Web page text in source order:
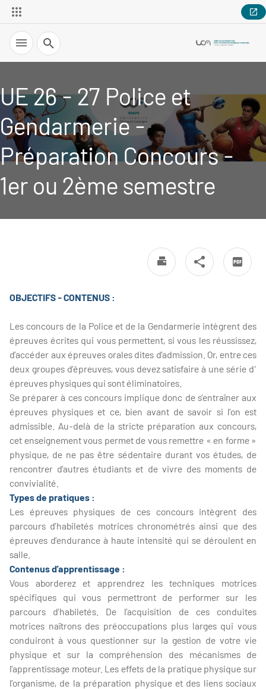
Recherche
UE 26 - 27 Police et
Gendarmerie -
Préparation Concours -
1er ou 2ème semestre
OBJECTIFS - CONTENUS :
Les concours de la Police et de la Gendarmerie intègrent des
épreuves écrites qui vous permettent, si vous les réussissez,
d’accéder aux épreuves orales dites d’admission. Or, entre ces
deux groupes d’épreuves, vous devez satisfaire à une série d‘
épreuves physiques qui sont éliminatoires.
Se préparer à ces concours implique donc de s’entraîner aux
épreuves physiques et ce, bien avant de savoir si l’on est
admissible. Au-delà de la stricte préparation aux concours,
cet enseignement vous permet de vous remettre « en forme »
physique, de ne pas être sédentaire durant vos études, de
rencontrer d’autres étudiants et de vivre des moments de
convivialité.
Types de pratiques :
Les épreuves physiques de ces concours intègrent des
parcours d’habiletés motrices chronométrés ainsi que des
épreuves d’endurance à haute intensité qui se déroulent en
salle.
Contenus d’apprentissage :
Vous aborderez et apprendrez les techniques motrices
spécifiques qui vous permettront de performer sur les
parcours d’habiletés. De l’acquisition de ces conduites
motrices naîtrons des préoccupations plus larges qui vous
conduiront à vous questionner sur la gestion de votre vie
physique et sur la compréhension des mécanismes de
l’apprentissage moteur. Les effets de la pratique physique sur
l’organisme, de la préparation physique et des liens sociaux